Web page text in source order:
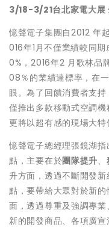
3/18-3/21台北家電大展
憶聲電子集團自2012 年
016年1月不僅業績較同
0%，2016年2 月歌林品
08％的業績達標率，在
眼。為了回饋消費者支
僅推出多款移動式空調
更將以超有感的現場大特
憶聲電子總經理張鏡湖
點，主要在於團隊提升、
升方面，透過不斷開發
點，要帶給大眾對於新
面，透過尊重及強調專
新的開發商品、各項廣